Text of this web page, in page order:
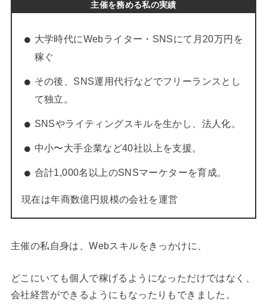
主催を務める私の実績
大学時代にWebライター・SNSにて月20万円を
稼ぐ
その後、SNS運用代行などでフリーランスとし
て独立。
SNSやライティングスキルを生かし、法人化。
中小〜大手企業など40社以上を支援。
合計1,000名以上のSNSマーケターを育成。
現在は年商数億円規模の会社を運営
主催の私自身は、Webスキルをきっかけに、
どこにいても個人で稼げるようになっただけではなく、
会社経営ができるようにもなったりもできました。